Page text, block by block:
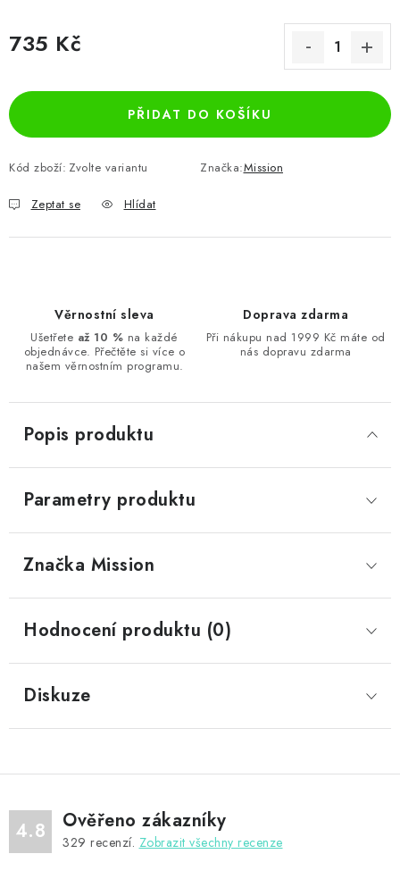
735 Kč
PŘIDAT DO KOŠÍKU
Kód zboží: Zvolte variantu Značka:Mission
Zeptat se Hlídat
Věrnostní sleva
Ušetřete až 10 % na každé
objednávce. Přečtěte si více o
našem věrnostním programu.
Doprava zdarma
Při nákupu nad 1999 Kč máte od
nás dopravu zdarma
Popis produktu
Parametry produktu
Značka Mission
Hodnocení produktu (0)
Diskuze
4.8 Ověřeno zákazníky
329 recenzí. Zobrazit všechny recenze